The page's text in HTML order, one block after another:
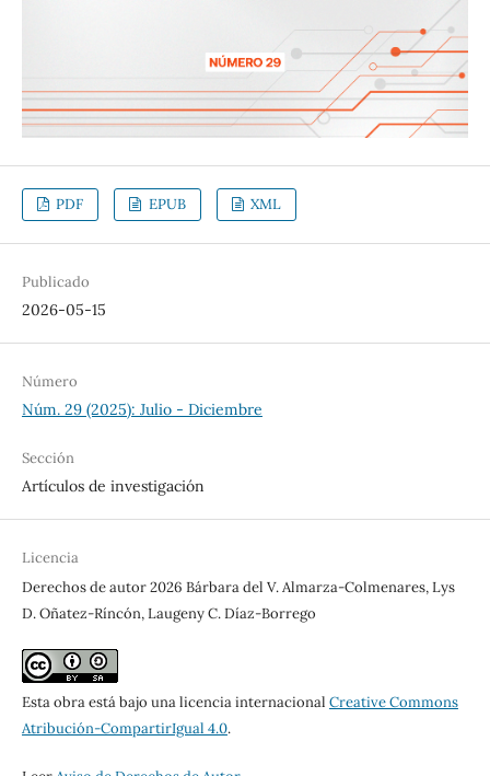
PDF EPUB XML
Publicado
2026-05-15
Número
Núm. 29 (2025): Julio - Diciembre
Sección
Artículos de investigación
Licencia
Derechos de autor 2026 Bárbara del V. Almarza-Colmenares, Lys
D. Oñatez-Ríncón, Laugeny C. Díaz-Borrego
Esta obra está bajo una licencia internacional Creative Commons
Atribución-CompartirIgual 4.0.